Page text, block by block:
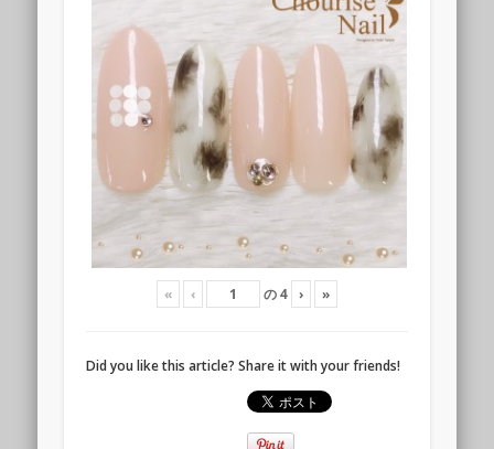
« ‹ の4 › »
Did you like this article? Share it with your friends!